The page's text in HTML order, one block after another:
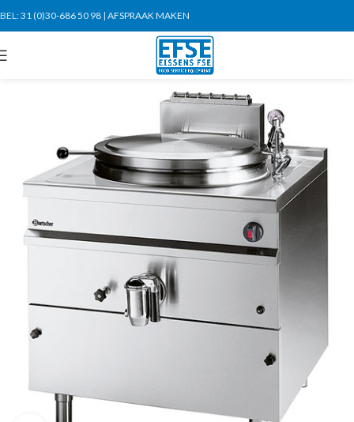
BEL:31 (0)30-686 50 98 | AFSPRAAK MAKEN